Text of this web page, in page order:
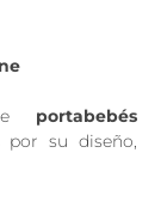
portabebés
por su diseño,